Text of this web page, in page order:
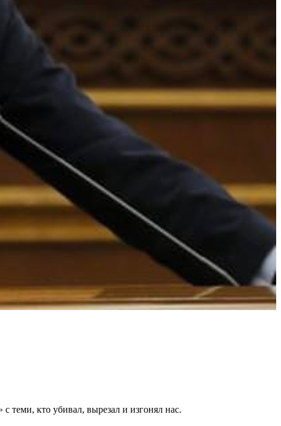
теми, кто убивал, вырезал и изгонял нас.